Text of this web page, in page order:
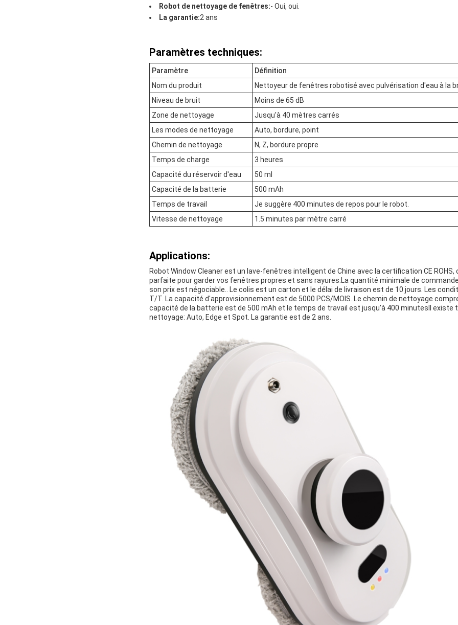
Robot de nettoyage de fenêtres:- Oui, oui.
La garantie:2 ans
Paramètres techniques:
Paramètre
Définition
Nom du produit
Nettoyeur de fenêtres robotisé avec pulvérisation d'eau à la
Niveau de bruit
Moins de 65 dB
Zone de nettoyage
Jusqu'à 40 mètres carrés
Les modes de nettoyage
Auto, bordure, point
Chemin de nettoyage
N, Z, bordure propre
Temps de charge
3 heures
Capacité du réservoir d'eau
50 ml
Capacité de la batterie
500 mAh
Temps de travail
Je suggère 400 minutes de repos pour le robot.
Vitesse de nettoyage
1.5 minutes par mètre carré
Applications:
Robot Window Cleaner est un lave-fenêtres intelligent de Chine avec la certification CE
parfaite pour garder vos fenêtres propres et sans rayures.La quantité minimale de
son prix est négociable.. Le colis est un carton et le délai de livraison est de 10 jours. Les
T/T. La capacité d'approvisionnement est de 5000 PCS/MOIS. Le chemin de nettoyage
capacité de la batterie est de 500 mAh et le temps de travail est jusqu'à 400 minutesIl existe
nettoyage: Auto, Edge et Spot. La garantie est de 2 ans.